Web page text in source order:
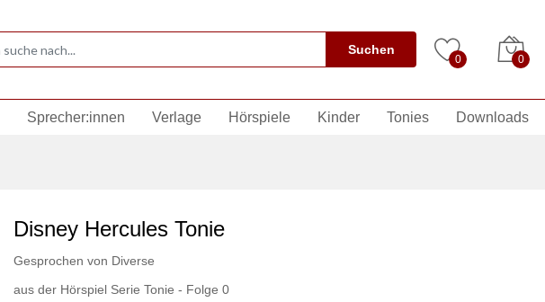
Suchen
0 0
Sprecher:innen Verlage Hörspiele Kinder Tonies Downloads
Disney Hercules Tonie
Gesprochen von Diverse
aus der Hörspiel Serie Tonie - Folge 0